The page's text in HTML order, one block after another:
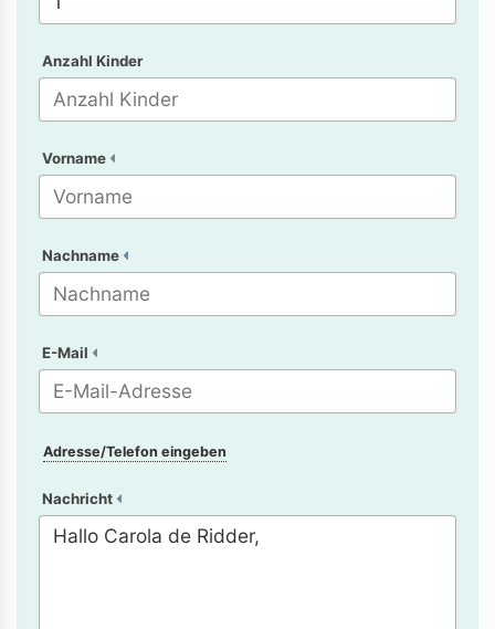
Anzahl Kinder
Vorname
Nachname
E-Mail
Adresse/Telefon eingeben
Nachricht